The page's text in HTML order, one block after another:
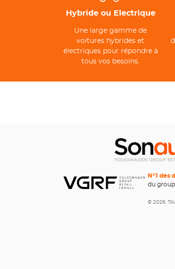
Hybride ou Electrique
Une large gamme de
voitures hybrides et
électriques pour répondre à
tous vos besoins.
N°1 des
du
© 2026.